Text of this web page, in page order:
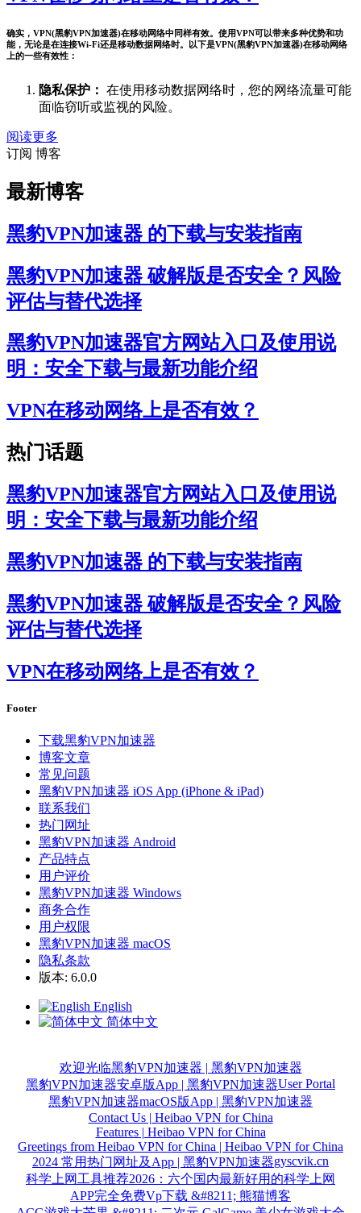
确实，VPN(黑豹VPN加速器)在移动网络中同样有效。使用VPN可以带来多种优势和功
能，无论是在连接Wi-Fi还是移动数据网络时。以下是VPN(黑豹VPN加速器)在移动网络
上的一些有效性：
隐私保护： 在使用移动数据网络时，您的网络流量可能
面临窃听或监视的风险。
阅读更多
订阅 博客
最新博客
黑豹VPN加速器 的下载与安装指南
黑豹VPN加速器 破解版是否安全？风险
评估与替代选择
黑豹VPN加速器官方网站入口及使用说
明：安全下载与最新功能介绍
VPN在移动网络上是否有效？
热门话题
黑豹VPN加速器官方网站入口及使用说
明：安全下载与最新功能介绍
黑豹VPN加速器 的下载与安装指南
黑豹VPN加速器 破解版是否安全？风险
评估与替代选择
VPN在移动网络上是否有效？
Footer
下载黑豹VPN加速器
博客文章
常见问题
黑豹VPN加速器 iOS App (iPhone & iPad)
联系我们
热门网址
黑豹VPN加速器 Android
产品特点
用户评价
黑豹VPN加速器 Windows
商务合作
用户权限
黑豹VPN加速器 macOS
隐私条款
版本: 6.0.0
English
简体中文
欢迎光临黑豹VPN加速器 | 黑豹VPN加速器
黑豹VPN加速器安卓版App | 黑豹VPN加速器User Portal
黑豹VPN加速器macOS版App | 黑豹VPN加速器
Contact Us | Heibao VPN for China
Features | Heibao VPN for China
Greetings from Heibao VPN for China | Heibao VPN for China
2024 常用热门网址及App | 黑豹VPN加速器gyscvik.cn
科学上网工具推荐2026：六个国内最新好用的科学上网
APP完全免费Vp下载 &#8211; 熊猫博客